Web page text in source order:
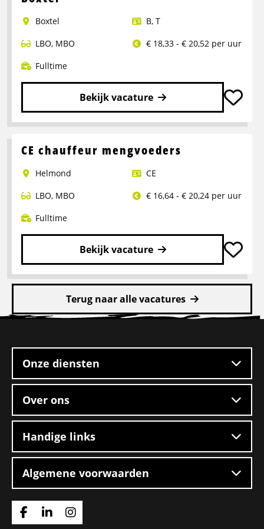
Boxtel B, T
LBO, MBO
€ 18,33 - € 20,52 per uur
Fulltime
Bekijk vacature
Lees
over
2-
ploegendienst
Boxtel
CE chauffeur mengvoeders
Helmond
CE
LBO, MBO
€ 16,64 - € 20,24 per uur
Fulltime
Bekijk vacature
Lees
meer
CE
Terug naar alle vacatures
footer
Onze diensten
Over ons
Handige links
Algemene voorwaarden
Ga
Ga
Ga